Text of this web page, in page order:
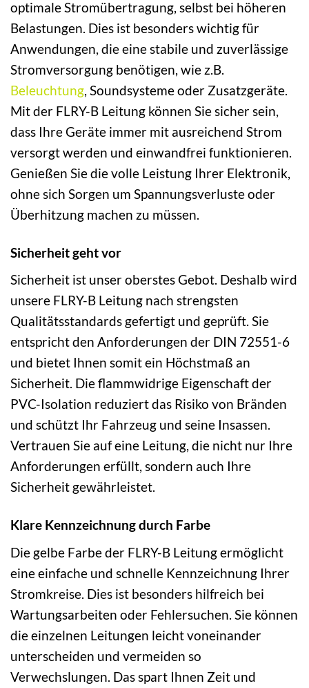
optimale Stromübertragung, selbst bei höheren
Belastungen. Dies ist besonders wichtig für
Anwendungen, die eine stabile und zuverlässige
Stromversorgung benötigen, wie z.B.
Beleuchtung , Soundsysteme oder Zusatzgeräte.
Mit der FLRY-B Leitung können Sie sicher sein,
dass Ihre Geräte immer mit ausreichend Strom
versorgt werden und einwandfrei funktionieren.
Genießen Sie die volle Leistung Ihrer Elektronik,
ohne sich Sorgen um Spannungsverluste oder
Überhitzung machen zu müssen.
Sicherheit geht vor
Sicherheit ist unser oberstes Gebot. Deshalb wird
unsere FLRY-B Leitung nach strengsten
Qualitätsstandards gefertigt und geprüft. Sie
entspricht den Anforderungen der DIN 72551-6
und bietet Ihnen somit ein Höchstmaß an
Sicherheit. Die flammwidrige Eigenschaft der
PVC-Isolation reduziert das Risiko von Bränden
und schützt Ihr Fahrzeug und seine Insassen.
Vertrauen Sie auf eine Leitung, die nicht nur Ihre
Anforderungen erfüllt, sondern auch Ihre
Sicherheit gewährleistet.
Klare Kennzeichnung durch Farbe
Die gelbe Farbe der FLRY-B Leitung ermöglicht
eine einfache und schnelle Kennzeichnung Ihrer
Stromkreise. Dies ist besonders hilfreich bei
Wartungsarbeiten oder Fehlersuchen. Sie können
die einzelnen Leitungen leicht voneinander
unterscheiden und vermeiden so
Verwechslungen. Das spart Ihnen Zeit und